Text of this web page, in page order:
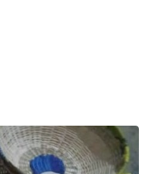
À partir de : 100CFA